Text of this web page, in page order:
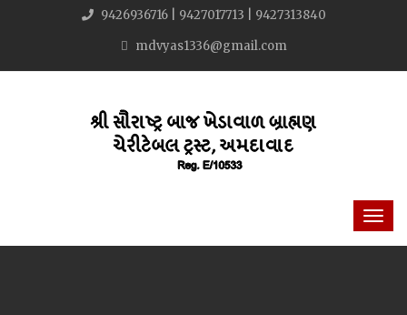
9426936716 | 9427017713 | 9427313840
mdvyas1336@gmail.com